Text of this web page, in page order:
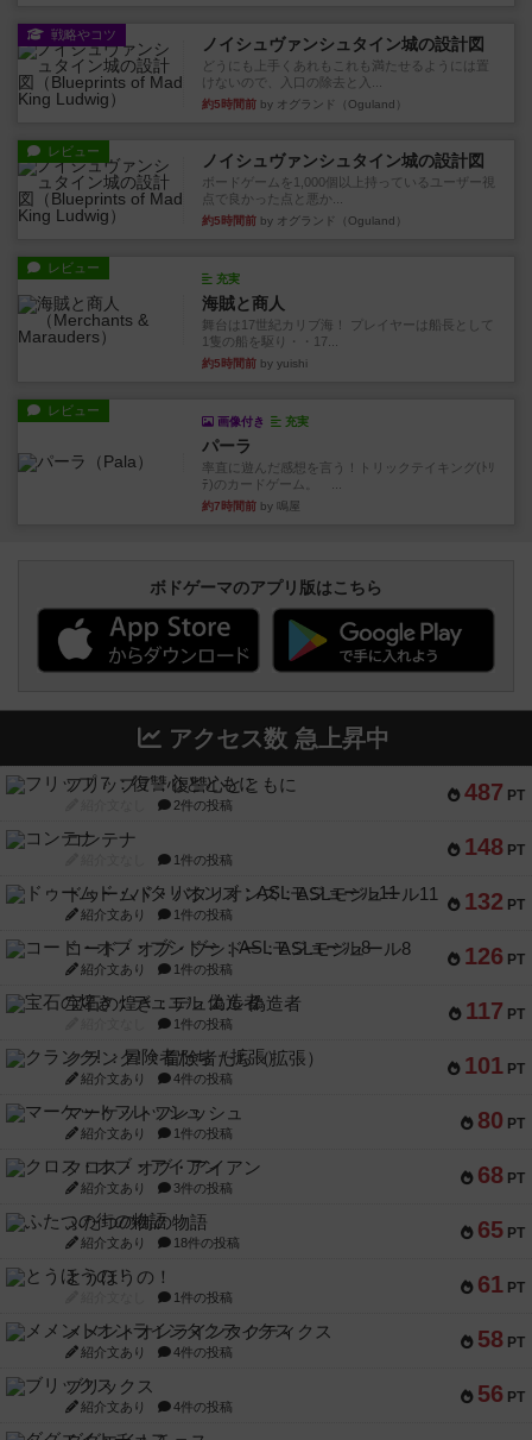
戦略やコツ ノイシュヴァンシュタイン城の設計図
どうにも上手くあれもこれも満たせるようには置
けないので、入口の除去と入...
約5時間前 by オグランド（Oguland）
レビュー ノイシュヴァンシュタイン城の設計図
ボードゲームを1,000個以上持っているユーザー視
点で良かった点と悪か...
約5時間前 by オグランド（Oguland）
レビュー
充実
海賊と商人
舞台は17世紀カリブ海！ プレイヤーは船長として
1隻の船を駆り・・17...
約5時間前 by yuishi
レビュー
画像付き 充実
パーラ
率直に遊んだ感想を言う！トリックテイキング(ﾄﾘ
ﾃ)のカードゲーム。 ...
約7時間前 by 鳴屋
ボドゲーマのアプリ版はこちら
アクセス数 急上昇中
487 PT
フリップ７：復讐心とともに
2件の投稿
148 PT
コンテナ
1件の投稿
132 PT
ドゥームド・バタリオンズ：ASLモジュール11
紹介文あり 1件の投稿
126 PT
コード・オブ・ブシドー：ASLモジュール8
紹介文あり 1件の投稿
117 PT
宝石の煌き：デュエル 偽造者
1件の投稿
101 PT
クランク! ：冒険者たち（拡張）
紹介文あり 4件の投稿
80 PT
マーケットフレッシュ
紹介文あり 1件の投稿
68 PT
クロス・オブ・アイアン
紹介文あり 3件の投稿
65 PT
ふたつの街の物語
紹介文あり 18件の投稿
61 PT
とうほうの！
1件の投稿
58 PT
メメントオンラインタクティクス
紹介文あり 4件の投稿
56 PT
ブリックス
紹介文あり 4件の投稿